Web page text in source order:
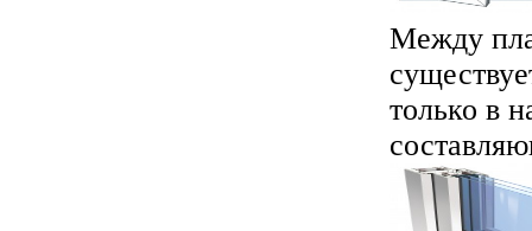
Между
только в